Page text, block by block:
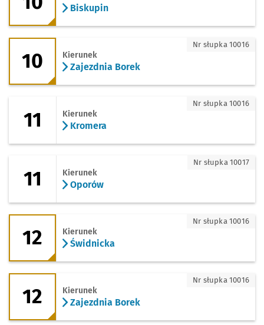
Biskupin
10 - kierunek Zajezdnia Borek
10 Kierunek
Zajezdnia Borek
Nr słupka 10016
11 Kierunek
Kromera
Nr słupka 10016
11 Kierunek
Oporów
Nr słupka 10017
12 - kierunek Świdnicka
12 Kierunek
Świdnicka
Nr słupka 10016
12 - kierunek Zajezdnia Borek
12 Kierunek
Zajezdnia Borek
Nr słupka 10016